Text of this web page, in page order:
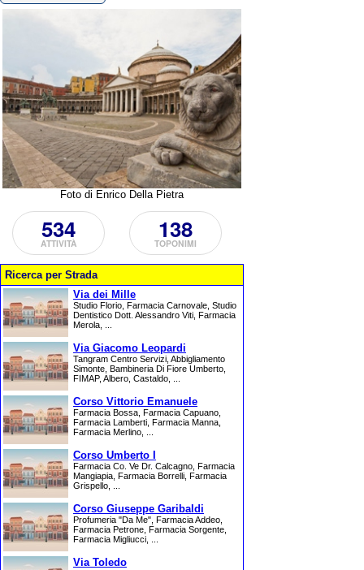
Foto di Enrico Della Pietra
534
ATTIVITÀ 138
TOPONIMI
Ricerca per Strada
Via dei Mille
Studio Florio, Farmacia Carnovale, Studio
Dentistico Dott. Alessandro Viti, Farmacia
Merola, ...
Via Giacomo Leopardi
Tangram Centro Servizi, Abbigliamento
Simonte, Bambineria Di Fiore Umberto,
FIMAP, Albero, Castaldo, ...
Corso Vittorio Emanuele
Farmacia Bossa, Farmacia Capuano,
Farmacia Lamberti, Farmacia Manna,
Farmacia Merlino, ...
Corso Umberto I
Farmacia Co. Ve Dr. Calcagno, Farmacia
Mangiapia, Farmacia Borrelli, Farmacia
Grispello, ...
Corso Giuseppe Garibaldi
Profumeria "Da Me", Farmacia Addeo,
Farmacia Petrone, Farmacia Sorgente,
Farmacia Migliucci, ...
Via Toledo